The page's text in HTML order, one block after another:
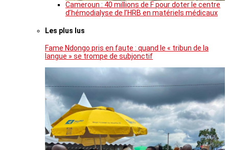
Cameroun : 40 millions de F pour doter le centre
d’hémodialyse de l’HRB en matériels médicaux
Les plus lus
Fame Ndongo pris en faute : quand le « tribun de la
langue » se trompe de subjonctif